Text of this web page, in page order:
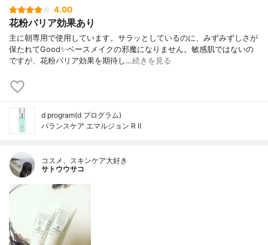
4.00
花粉バリア効果あり
主に朝専用で使用しています。サラッとしているのに、みずみずしさが
保たれてGood✨ベースメイクの邪魔になりません。敏感肌ではないの
ですが、花粉バリア効果を期待し…続きを見る
d program(d プログラム)
バランスケア エマルジョン R Ⅱ
コスメ、スキンケア大好き
サトウウサコ